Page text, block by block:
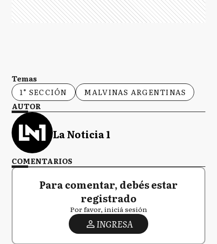
Temas
1° SECCIÓN
MALVINAS ARGENTINAS
AUTOR
La Noticia 1
COMENTARIOS
Para comentar, debés estar
registrado
Por favor, iniciá sesión
INGRESA